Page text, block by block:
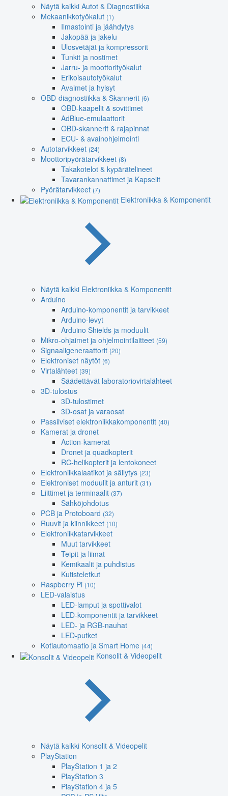
Näytä kaikki Autot & Diagnostiikka
Mekaanikkotyökalut (1)
Ilmastointi ja jäähdytys
Jakopää ja jakelu
Ulosvetäjät ja kompressorit
Tunkit ja nostimet
Jarru- ja moottorityökalut
Erikoisautotyökalut
Avaimet ja hylsyt
OBD-diagnostiikka & Skannerit (6)
OBD-kaapelit & sovittimet
AdBlue-emulaattorit
OBD-skannerit & rajapinnat
ECU- & avainohjelmointi
Autotarvikkeet (24)
Moottoripyörätarvikkeet (8)
Takakotelot & kypärätelineet
Tavarankannattimet ja Kapselit
Pyörätarvikkeet (7)
Elektroniikka & Komponentit
Näytä kaikki Elektroniikka & Komponentit
Arduino
Arduino-komponentit ja tarvikkeet
Arduino-levyt
Arduino Shields ja moduulit
Mikro-ohjaimet ja ohjelmointilaitteet (59)
Signaaligeneraattorit (20)
Elektroniset näytöt (6)
Virtalähteet (39)
Säädettävät laboratoriovirtalähteet
3D-tulostus
3D-tulostimet
3D-osat ja varaosat
Passiiviset elektroniikkakomponentit (40)
Kamerat ja dronet
Action-kamerat
Dronet ja quadkopterit
RC-helikopterit ja lentokoneet
Elektroniikkalaatikot ja säilytys (23)
Elektroniset moduulit ja anturit (31)
Liittimet ja terminaalit (37)
Sähköjohdotus
PCB ja Protoboard (32)
Ruuvit ja kiinnikkeet (10)
Elektroniikkatarvikkeet
Muut tarvikkeet
Teipit ja liimat
Kemikaalit ja puhdistus
Kutisteletkut
Raspberry Pi (10)
LED-valaistus
LED-lamput ja spottivalot
LED-komponentit ja tarvikkeet
LED- ja RGB-nauhat
LED-putket
Kotiautomaatio ja Smart Home (44)
Konsolit & Videopelit
Näytä kaikki Konsolit & Videopelit
PlayStation
PlayStation 1 ja 2
PlayStation 3
PlayStation 4 ja 5